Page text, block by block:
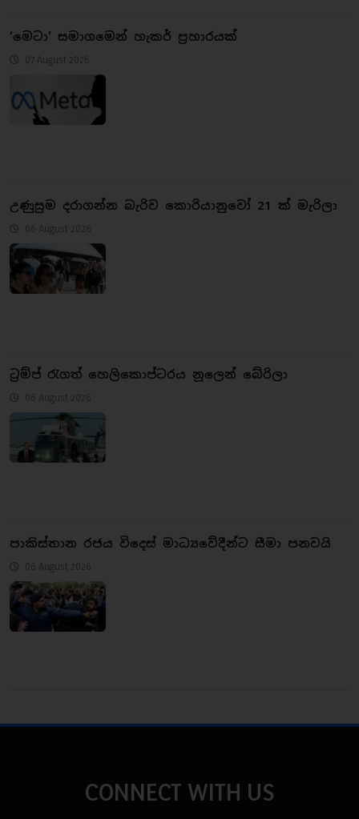
‘මෙටා’ සමාගමෙන් හැකර් ප්‍රහාරයක්
07 August 2026
උණුසුම දරාගන්න බැරිව කොරියානුවෝ 21 ක් මැරිලා
06 August 2026
ට්‍රම්ප් රැගත් හෙලිකොප්ටරය නූලෙන් බේරිලා
06 August 2026
පාකිස්තාන රජය විදෙස් මාධ්‍යවේදීන්ට සීමා පනවයි
06 August 2026
CONNECT WITH US